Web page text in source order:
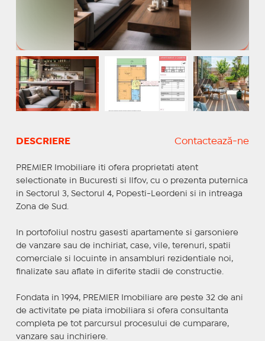
DESCRIERE Contactează-ne
PREMIER Imobiliare iti ofera proprietati atent
selectionate in Bucuresti si Ilfov, cu o prezenta puternica
in Sectorul 3, Sectorul 4, Popesti-Leordeni si in intreaga
Zona de Sud.
In portofoliul nostru gasesti apartamente si garsoniere
de vanzare sau de inchiriat, case, vile, terenuri, spatii
comerciale si locuinte in ansambluri rezidentiale noi,
finalizate sau aflate in diferite stadii de constructie.
Fondata in 1994, PREMIER Imobiliare are peste 32 de ani
de activitate pe piata imobiliara si ofera consultanta
completa pe tot parcursul procesului de cumparare,
vanzare sau inchiriere.